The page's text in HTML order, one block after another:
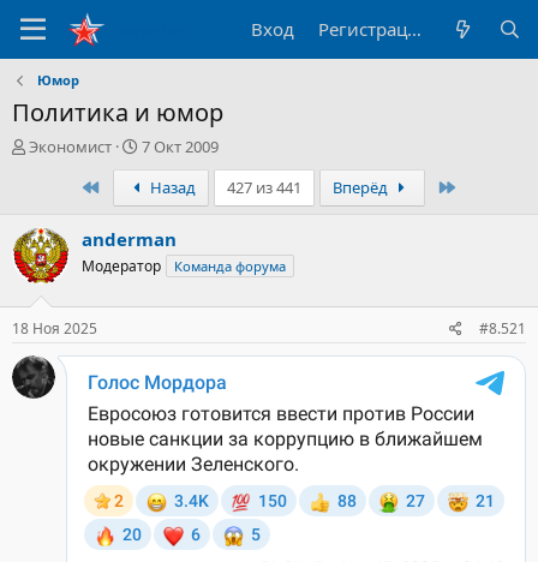
Вход Регистрация
Юмор
Политика и юмор
А
р
т
е
м
ы
Экономист
Д
а
а
н
а
ч
7 Окт 2009
ПервыйНазад 427 из 441 Вперёд
anderman
Модератор Команда форума
18 Ноя 2025 #8.521